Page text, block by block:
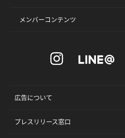
メンバーコンテンツ
広告について
プレスリリース窓口